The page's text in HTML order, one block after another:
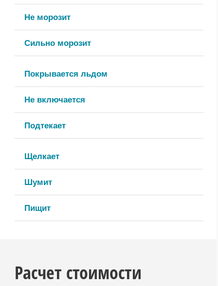
Не морозит
Сильно морозит
Покрывается льдом
Не включается
Подтекает
Щелкает
Шумит
Пищит
Расчет стоимости